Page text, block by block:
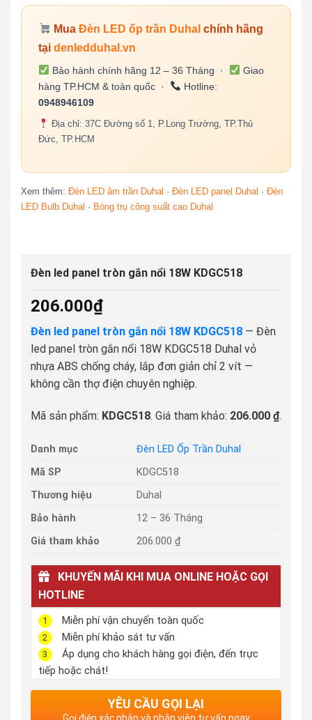
MuaĐèn LED ốp trần Duhal chính hãng
tại denledduhal.vn
Bảo hành chính hãng 12 – 36 Tháng ·
Giao
hàng TP.HCM & toàn quốc ·
Hotline:
0948946109
Địa chỉ: 37C Đường số 1, P.Long Trường, TP.Thủ
Đức, TP.HCM
Xem thêm: Đèn LED âm trần Duhal · Đèn LED panel Duhal · Đèn
LED Bulb Duhal · Bóng trụ công suất cao Duhal
Đèn led panel tròn gắn nổi 18W KDGC518
206.000₫
Đèn led panel tròn gắn nổi 18W KDGC518— Đèn
led panel tròn gắn nổi 18W KDGC518 Duhal vỏ
nhựa ABS chống cháy, lắp đơn giản chỉ 2 vít —
không cần thợ điện chuyên nghiệp.
Mã sản phẩm: KDGC518. Giá tham khảo: 206.000 ₫.
Danh mục
Đèn LED Ốp Trần Duhal
Mã SP
KDGC518
Thương hiệu
Duhal
Bảo hành
12 – 36 Tháng
Giá tham khảo
206.000 ₫
KHUYẾN MÃI KHI MUA ONLINE HOẶC GỌI
HOTLINE
1 Miễn phí vận chuyển toàn quốc
2 Miễn phí khảo sát tư vấn
3
Áp dụng cho khách hàng gọi điện, đến trực
tiếp hoặc chát!
YÊU CẦU GỌI LẠI